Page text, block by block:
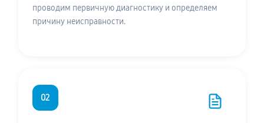
проводим первичную диагностику и определяем
причину неисправности.
02